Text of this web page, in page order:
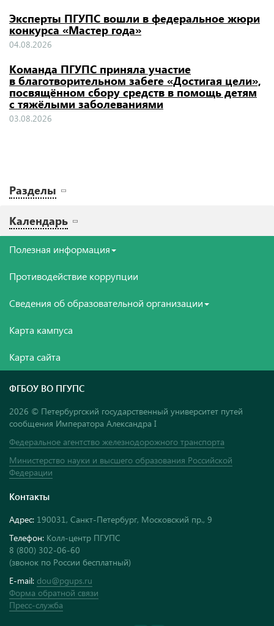
Эксперты ПГУПС вошли в федеральное жюри
конкурса «Мастер года»
04.08.2026
Команда ПГУПС приняла участие
в благотворительном забеге «Достигая цели»,
посвящённом сбору средств в помощь детям
с тяжёлыми заболеваниями
03.08.2026
Разделы
Календарь
Полезная информация
Противодействие коррупции
Сведения об образовательной организации
Карта кампуса
Карта сайта
ФГБОУ ВО ПГУПС
2026 © Петербургский государственный университет путей
сообщения Императора Александра I
Федеральное агентство железнодорожного транспорта
Министерство науки и высшего образования Российской
Федерации
Контакты
Адрес: 190031, Санкт-Петербург, Московский пр., 9
Телефон: Колл-центр ПГУПС
8 (800) 302-06-60
(звонок по России бесплатный)
E-mail: dou@pgups.ru
Форма обратной связи
Пресс-служба